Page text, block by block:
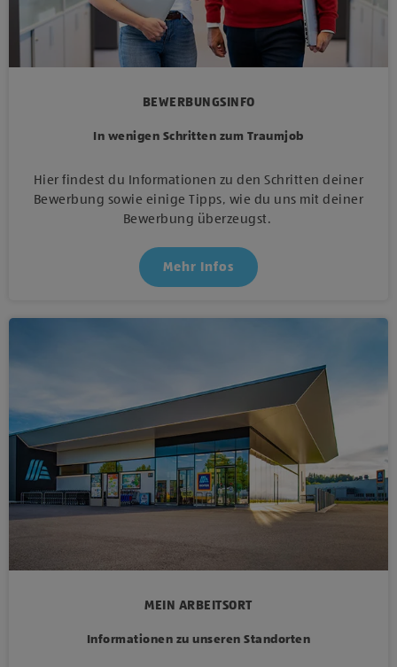
BEWERBUNGSINFO
In wenigen Schritten zum Traumjob
Hier findest du Informationen zu den Schritten deiner
Bewerbung sowie einige Tipps, wie du uns mit deiner
Bewerbung überzeugst.
Mehr Infos
MEIN ARBEITSORT
Informationen zu unseren Standorten